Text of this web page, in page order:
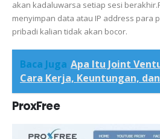
akan kadaluwarsa setiap sesi
menyimpan data atau IP address para
pribadi kalian tidak akan bocor.
Baca Juga Apa Itu Joint
Cara Kerja, Keuntungan,
ProxFree